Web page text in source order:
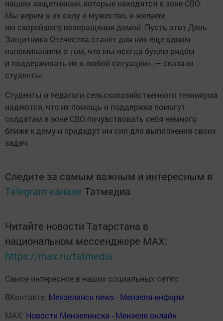
нашим защитникам, которые находятся в зоне СВО.
Мы верим в их силу и мужество, и желаем
им скорейшего возвращения домой. Пусть этот День
Защитника Отечества станет для них еще одним
напоминанием о том, что мы всегда будем рядом
и поддерживать их в любой ситуации», — сказали
студенты.
Студенты и педагоги сельскохозяйственного техникума
надеются, что их помощь и поддержка помогут
солдатам в зоне СВО почувствовать себя немного
ближе к дому и придадут им сил для выполнения своих
задач.
Следите за самым важным и интересным в
Telegram-канале Татмедиа
Читайте новости Татарстана в
национальном мессенджере MАХ:
https://max.ru/tatmedia
Самое интересное в наших социальных сетях:
ВКонтакте: Мензелинск news - Мензеля-информ
MAX: Новости Мензелинска - Мензеля онлайн